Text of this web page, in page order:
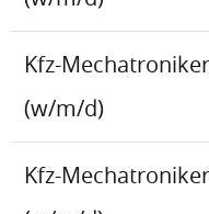
Kfz-
(w/m/d)
Kfz-